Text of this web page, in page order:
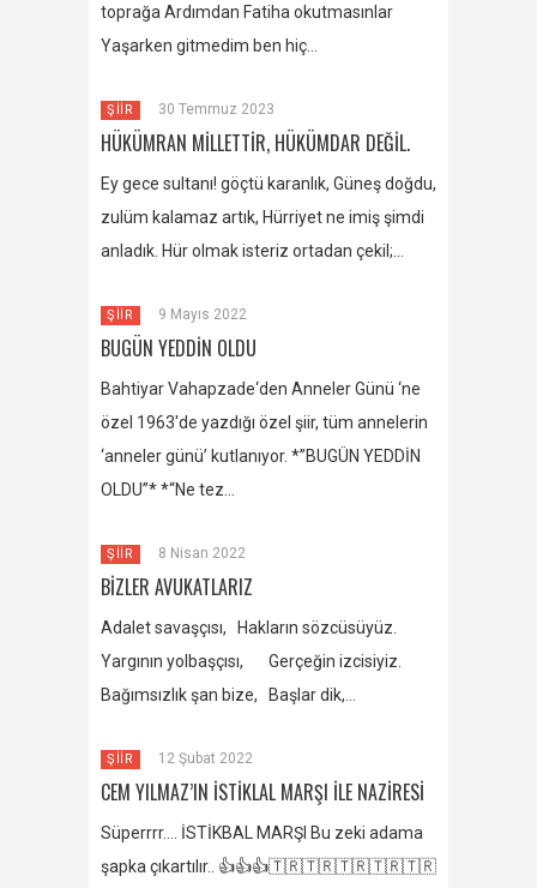
toprağa Ardımdan Fatiha okutmasınlar
Yaşarken gitmedim ben hiç…
ŞİİR 30 Temmuz 2023
HÜKÜMRAN MİLLETTİR, HÜKÜMDAR DEĞİL.
Ey gece sultanı! göçtü karanlık, Güneş doğdu,
zulüm kalamaz artık, Hürriyet ne imiş şimdi
anladık. Hür olmak isteriz ortadan çekil;…
ŞİİR 9 Mayıs 2022
BUGÜN YEDDİN OLDU
Bahtiyar Vahapzade‘den Anneler Günü ‘ne
özel 1963′de yazdığı özel şiir, tüm annelerin
‘anneler günü’ kutlanıyor. *”BUGÜN YEDDİN
OLDU”* *“Ne tez…
ŞİİR 8 Nisan 2022
BİZLER AVUKATLARIZ
Adalet savaşçısı, Hakların sözcüsüyüz.
Yargının yolbaşçısı, Gerçeğin izcisiyiz.
Bağımsızlık şan bize, Başlar dik,…
ŞİİR 12 Şubat 2022
CEM YILMAZ’IN İSTİKLAL MARŞI İLE NAZİRESİ
Süperrrr…. İSTİKBAL MARŞI Bu zeki adama
şapka çıkartılır.. 👍👍👍🇹🇷🇹🇷🇹🇷🇹🇷🇹🇷